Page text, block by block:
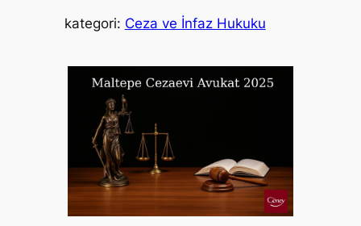
kategori: Ceza ve İnfaz Hukuku